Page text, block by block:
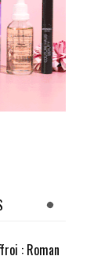
: Roman